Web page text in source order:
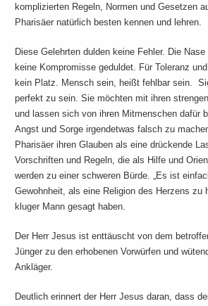
komplizierten Regeln, Normen und Gesetzen
Pharisäer natürlich besten kennen und lehren.
Diese Gelehrten dulden keine Fehler. Die
keine Kompromisse geduldet. Für Toleranz
kein Platz. Mensch sein, heißt fehlbar sein.
perfekt zu sein. Sie möchten mit ihren
und lassen sich von ihren Mitmenschen dafür
Angst und Sorge irgendetwas falsch zu
Pharisäer ihren Glauben als eine drückende
Vorschriften und Regeln, die als Hilfe und
werden zu einer schweren Bürde. „Es ist
Gewohnheit, als eine Religion des Herzens zu
kluger Mann gesagt haben.
Der Herr Jesus ist enttäuscht von dem
Jünger zu den erhobenen Vorwürfen und
Ankläger.
Deutlich erinnert der Herr Jesus daran, dass